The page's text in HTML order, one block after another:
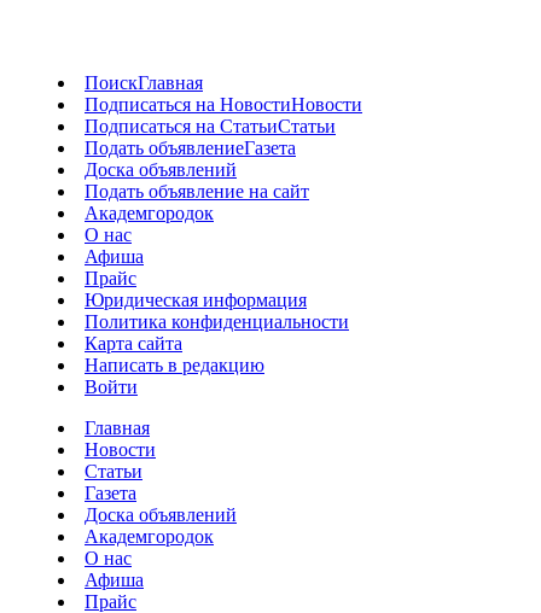
ПоискГлавная
Подписаться на НовостиНовости
Подписаться на СтатьиСтатьи
Подать объявлениеГазета
Доска объявлений
Подать объявление на сайт
Академгородок
О нас
Афиша
Прайс
Юридическая информация
Политика конфиденциальности
Карта сайта
Написать в редакцию
Войти
Главная
Новости
Статьи
Газета
Доска объявлений
Академгородок
О нас
Афиша
Прайс